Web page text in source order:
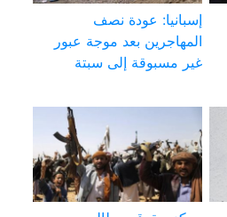
إسبانيا: عودة نصف
المهاجرين بعد موجة عبور
غير مسبوقة إلى سبتة